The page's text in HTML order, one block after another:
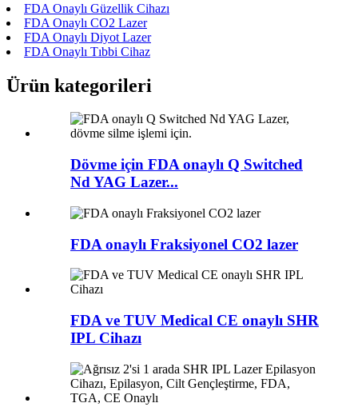
FDA Onaylı Güzellik Cihazı
FDA Onaylı CO2 Lazer
FDA Onaylı Diyot Lazer
FDA Onaylı Tıbbi Cihaz
Ürün kategorileri
Dövme için FDA onaylı Q Switched
Nd YAG Lazer...
FDA onaylı Fraksiyonel CO2 lazer
FDA ve TUV Medical CE onaylı SHR
IPL Cihazı